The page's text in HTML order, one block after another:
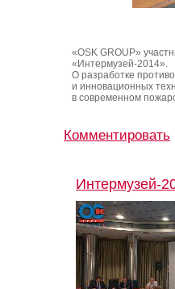
«OSK GROUP»
«Интермузей-2014».
О разработке
и инновационных
в современном
Комментировать
Интермузей-